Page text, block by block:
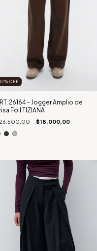
% OFF
26164 - Jogger Amplio de
Foil TIZIANA
$18.000,00